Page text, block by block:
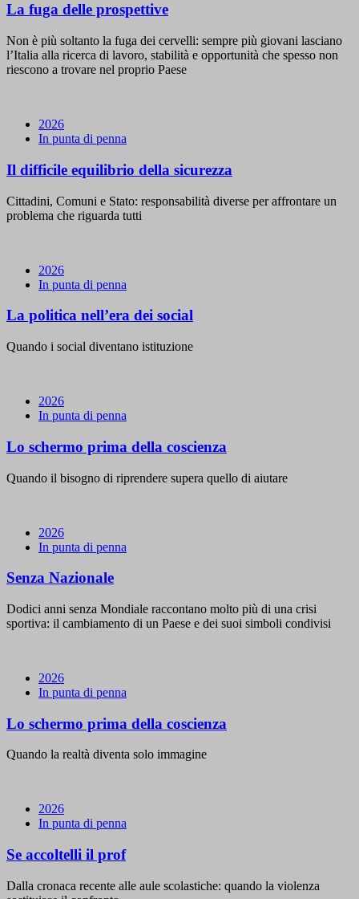
La fuga delle prospettive
Non è più soltanto la fuga dei cervelli: sempre più giovani lasciano
l’Italia alla ricerca di lavoro, stabilità e opportunità che spesso non
riescono a trovare nel proprio Paese
2026
In punta di penna
Il difficile equilibrio della sicurezza
Cittadini, Comuni e Stato: responsabilità diverse per affrontare un
problema che riguarda tutti
2026
In punta di penna
La politica nell’era dei social
Quando i social diventano istituzione
2026
In punta di penna
Lo schermo prima della coscienza
Quando il bisogno di riprendere supera quello di aiutare
2026
In punta di penna
Senza Nazionale
Dodici anni senza Mondiale raccontano molto più di una crisi
sportiva: il cambiamento di un Paese e dei suoi simboli condivisi
2026
In punta di penna
Lo schermo prima della coscienza
Quando la realtà diventa solo immagine
2026
In punta di penna
Se accoltelli il prof
Dalla cronaca recente alle aule scolastiche: quando la violenza